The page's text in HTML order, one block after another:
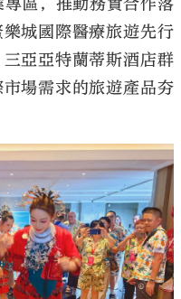
區，推動務實合作落
城國際醫療旅遊先行
亞亞特蘭蒂斯酒店群
場需求的旅遊產品夯